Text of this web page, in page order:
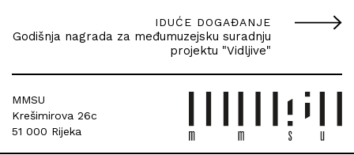
IDUĆE DOGAĐANJE
Godišnja nagrada za međumuzejsku suradnju
projektu "Vidljive"
MMSU
Krešimirova 26c
51 000 Rijeka